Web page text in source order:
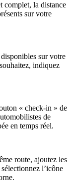
complet, la distance
sur votre
sur votre
indiquez
« check-in » de
de
en temps réel.
route, ajoutez les
l’icône